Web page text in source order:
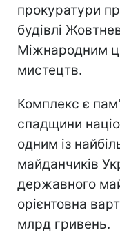
прокуратури
будівлі
Міжнародним
мистецтв.
Комплекс є
спадщини
одним із
майданчиків
державного
орієнтовна
млрд гривень.